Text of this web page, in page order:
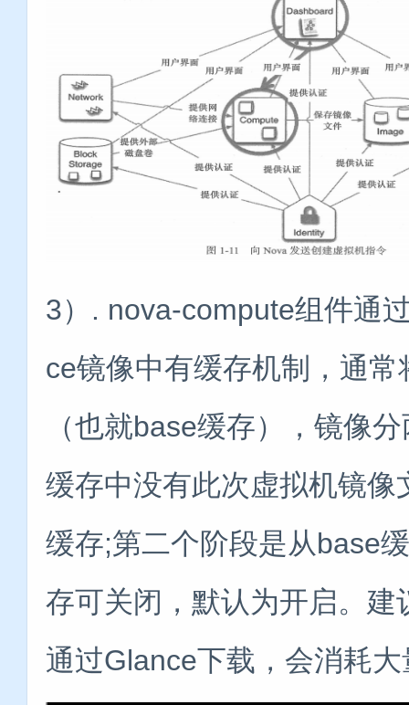
3）. nova-compute组件通
ce镜像中有缓存机制，通
（也就base缓存），镜像
缓存中没有此次虚拟机镜
缓存;第二个阶段是从base
存可关闭，默认为开启。
通过Glance下载，会消耗